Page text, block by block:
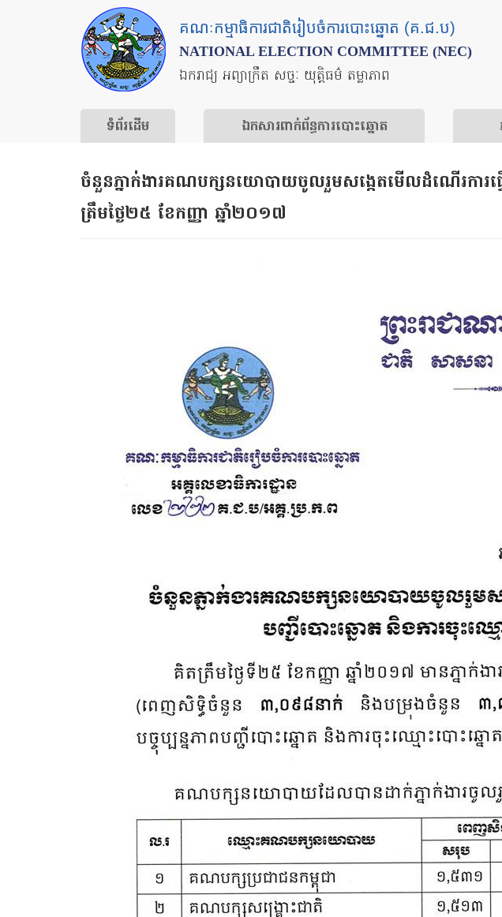
គណៈកម្មាធិការជាតិរៀបចំការបោះឆ្នោត (គ.ជ.ប)
NATIONAL ELECTION COMMITTEE (NEC)
ឯករាជ្យ អព្យាក្រឹត សច្ចៈ យុត្តិធម៌ តម្លាភាព
ទំព័រ​ដើម ឯកសារ​ពាក់ព័ន្ធ​ការ​បោះឆ្នោត
ចំនួន​ភ្នាក់ងារ​គណបក្ស​នយោបាយ​ចូលរួម​សង្កេតមើល​ដំណើរការ​ធ្វ
ត្រឹម​ថ្ងៃ​២៥ ខែកញ្ញា ឆ្នាំ​២០១៧